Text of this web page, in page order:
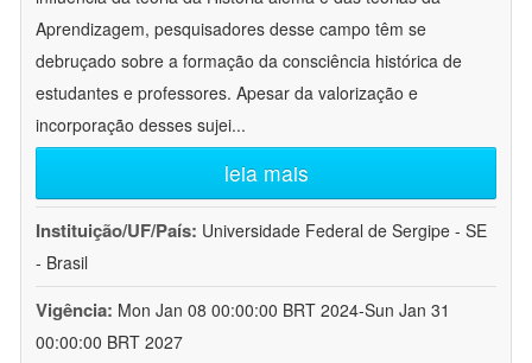
Aprendizagem, pesquisadores desse campo têm se
debruçado sobre a formação da consciência histórica de
estudantes e professores. Apesar da valorização e
incorporação desses sujei...
leia mais
Instituição/UF/País: Universidade Federal de Sergipe - SE
- Brasil
Vigência: Mon Jan 08 00:00:00 BRT 2024-Sun Jan 31
00:00:00 BRT 2027